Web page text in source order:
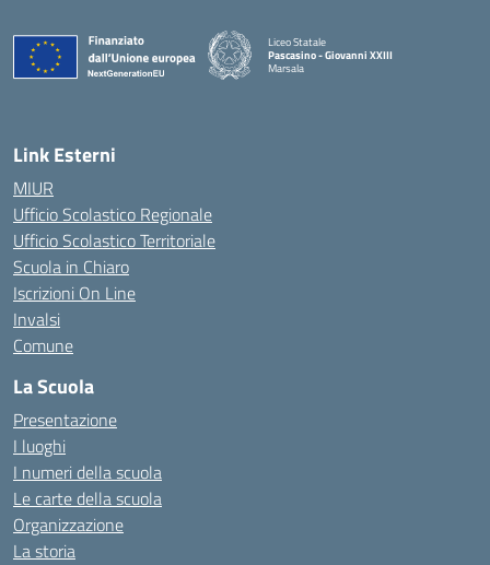
Liceo Statale
Pascasino - Giovanni XXIII
Marsala
Link Esterni
MIUR
Ufficio Scolastico Regionale
Ufficio Scolastico Territoriale
Scuola in Chiaro
Iscrizioni On Line
Invalsi
Comune
La Scuola
Presentazione
I luoghi
I numeri della scuola
Le carte della scuola
Organizzazione
La storia